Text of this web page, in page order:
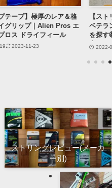
厚のレア＆格
｜Alien Pros エ
イフィール
23
【ストリング/イ
ベテランにマッ
を探す㊶／ シフ
中！ テクニファ
2022-06-05
ストリングレビュー(メーカ
ー別)